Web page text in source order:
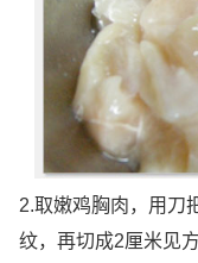
2.取嫩鸡胸肉，用刀
纹，再切成2厘米见